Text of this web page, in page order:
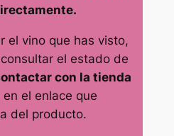
el vino que has visto,
el estado de
con la tienda
el enlace que
del producto.